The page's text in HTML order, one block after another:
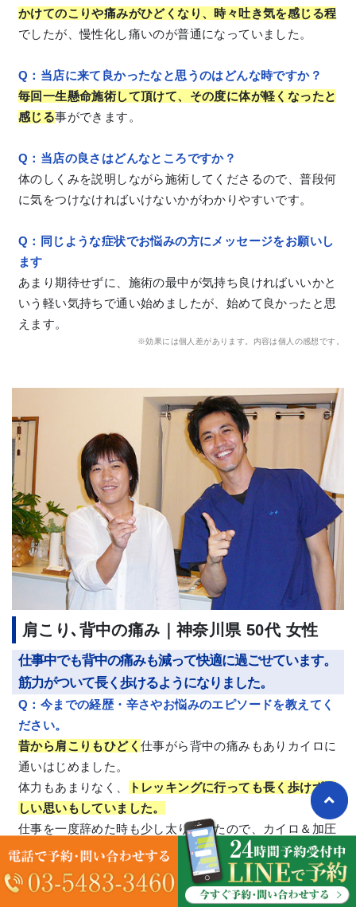
かけてのこりや痛みがひどくなり、時々吐き気を感じる程
でしたが、慢性化し痛いのが普通になっていました。
Q ： 当店に来て良かったなと思うのはどんな時ですか？
毎回一生懸命施術して頂けて、その度に体が軽くなったと
感じる事ができます。
Q ：当店の良さはどんなところですか？
体のしくみを説明しながら施術してくださるので、普段何
に気をつけなければいけないかがわかりやすいです。
Q ： 同じような症状でお悩みの方にメッセージをお願いし
ます
あまり期待せずに、施術の最中が気持ち良ければいいかと
いう軽い気持ちで通い始めましたが、始めて良かったと思
えます。
※効果には個人差があります。内容は個人の感想です。
肩こり､背中の痛み｜神奈川県 50代 女性
仕事中でも背中の痛みも減って快適に過ごせています。
筋力がついて長く歩けるようになりました。
Q：今までの経歴・辛さやお悩みのエピソードを教えてく
ださい。
昔から肩こりもひどく 仕事がら背中の痛みもありカイロに
通いはじめました。
体力もあまりなく、
トレッキングに行っても長く歩けず悔
しい思いもしていました。
仕事を一度辞めた時も少し太り出したので、カイロ＆加圧
に自分のケアを頑張ってみようと思いました。
Q：当店の良さを教えてください。